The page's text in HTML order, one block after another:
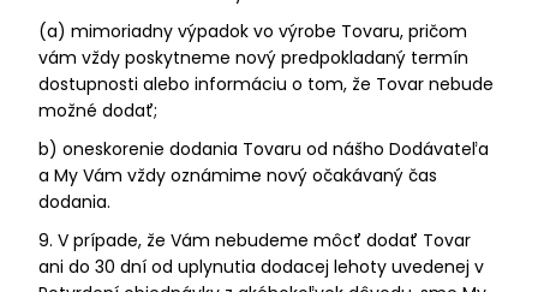
(a) mimoriadny výpadok vo výrobe Tovaru, pričom
vám vždy poskytneme nový predpokladaný termín
dostupnosti alebo informáciu o tom, že Tovar nebude
možné dodať;
b) oneskorenie dodania Tovaru od nášho Dodávateľa
a My Vám vždy oznámime nový očakávaný čas
dodania.
9. V prípade, že Vám nebudeme môcť dodať Tovar
ani do 30 dní od uplynutia dodacej lehoty uvedenej v